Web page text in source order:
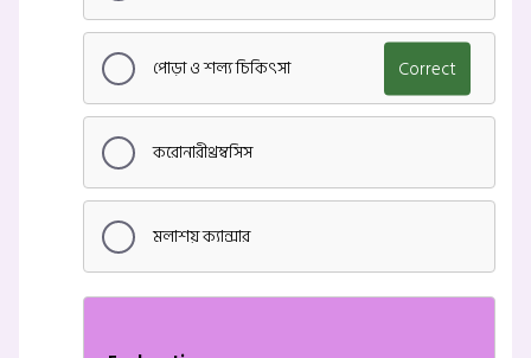
পোড়া ও শল্য চিকিৎসা Correct
করোনারীথ্রম্বসিস
মলাশয় ক্যান্সার